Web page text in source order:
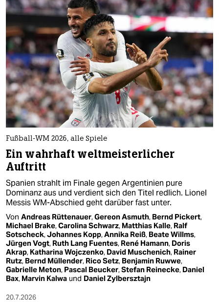
Fußball-WM 2026, alle Spiele
Ein wahrhaft weltmeisterlicher
Auftritt
Spanien strahlt im Finale gegen Argentinien pure
Dominanz aus und verdient sich den Titel redlich. Lionel
Messis WM-Abschied geht darüber fast unter.
Von Andreas Rüttenauer,Gereon Asmuth, Bernd Pickert,
Michael Brake,Carolina Schwarz, Matthias Kalle, Ralf
Sotscheck,Johannes Kopp,Annika Reiß, Beate Willms,
Jürgen Vogt, Ruth Lang Fuentes, René Hamann, Doris
Akrap, Katharina Wojczenko, David Muschenich, Rainer
Rutz, Bernd Müllender, Rico Setz, Benjamin Ruwwe,
Gabrielle Meton, Pascal Beucker,Stefan Reinecke, Daniel
Bax, Marvin Kalwa und Daniel Zylbersztajn
20.7.2026